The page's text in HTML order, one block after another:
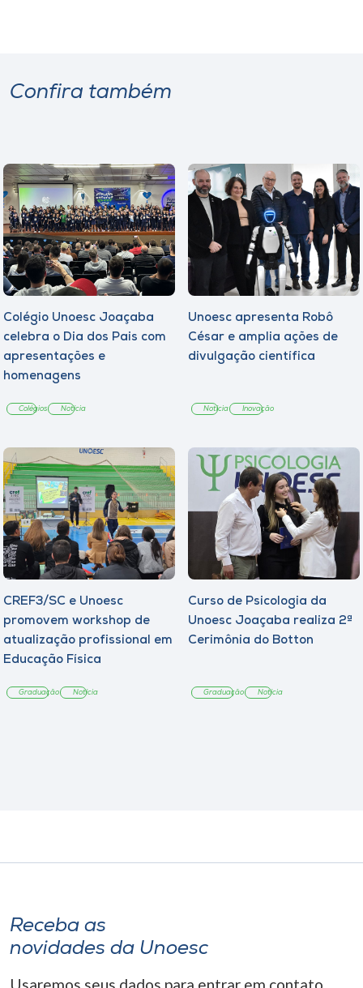
Confira também
Colégio Unoesc Joaçaba
celebra o Dia dos Pais com
apresentações e
homenagens
Colégios Notícia
Unoesc apresenta Robô
César e amplia ações de
divulgação científica
Notícia Inovação
CREF3/SC e Unoesc
promovem workshop de
atualização profissional em
Educação Física
Graduação Notícia
Curso de Psicologia da
Unoesc Joaçaba realiza 2ª
Cerimônia do Botton
Graduação Notícia
Receba as
novidades da Unoesc
Usaremos seus dados para entrar em contato